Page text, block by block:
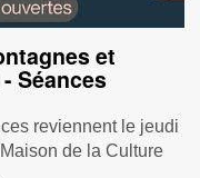
et
Séances
reviennent le jeudi
de la Culture